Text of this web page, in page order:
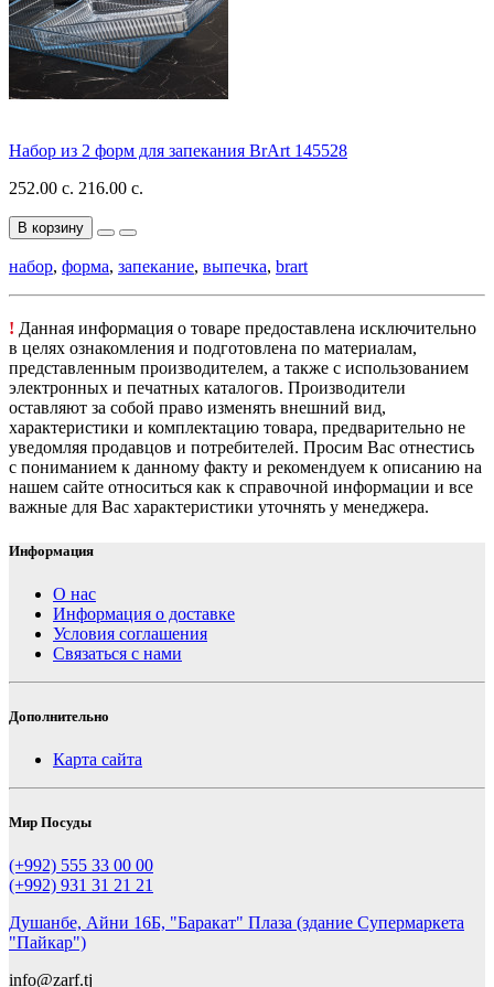
Набор из 2 форм для запекания BrArt 145528
252.00 с. 216.00 с.
В корзину
набор, форма, запекание, выпечка, brart
! Данная информация о товаре предоставлена исключительно
в целях ознакомления и подготовлена по материалам,
представленным производителем, а также с использованием
электронных и печатных каталогов. Производители
оставляют за собой право изменять внешний вид,
характеристики и комплектацию товара, предварительно не
уведомляя продавцов и потребителей. Просим Вас отнестись
с пониманием к данному факту и рекомендуем к описанию на
нашем сайте относиться как к справочной информации и все
важные для Вас характеристики уточнять у менеджера.
Информация
О нас
Информация о доставке
Условия соглашения
Связаться с нами
Дополнительно
Карта сайта
Мир Посуды
(+992) 555 33 00 00
(+992) 931 31 21 21
Душанбе, Айни 16Б, "Баракат" Плаза (здание Супермаркета
"Пайкар")
info@zarf.tj